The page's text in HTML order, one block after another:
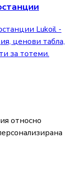
Lukoil -
ценови табла,
за тотеми.
относно